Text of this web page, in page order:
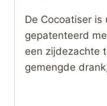
De Cocoatiser
gepatenteerd
een zijdezachte
gemengde